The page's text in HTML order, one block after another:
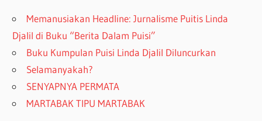
Memanusiakan Headline: Jurnalisme Puitis Linda
Djalil di Buku “Berita Dalam Puisi”
Buku Kumpulan Puisi Linda Djalil Diluncurkan
Selamanyakah?
SENYAPNYA PERMATA
MARTABAK TIPU MARTABAK